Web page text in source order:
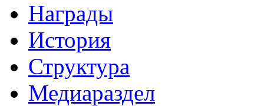
Награды
История
Структура
Медиараздел